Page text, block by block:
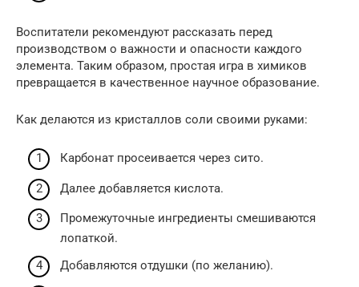
Воспитатели рекомендуют рассказать перед
производством о важности и опасности каждого
элемента. Таким образом, простая игра в химиков
превращается в качественное научное образование.
Как делаются из кристаллов соли своими руками:
Карбонат просеивается через сито.
Далее добавляется кислота.
Промежуточные ингредиенты смешиваются
лопаткой.
Добавляются отдушки (по желанию).